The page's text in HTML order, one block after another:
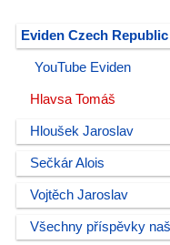
Eviden Czech
YouTube Eviden
Hlavsa Tomáš
Hloušek Jaroslav
Sečkár Alois
Vojtěch Jaroslav
Všechny příspěvky